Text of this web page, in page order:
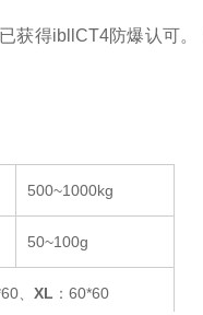
得ibllCT4防爆认可。
500~1000kg
50~100g
、XL ：60*60